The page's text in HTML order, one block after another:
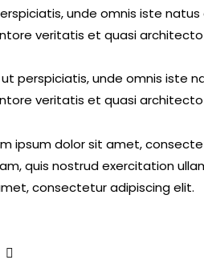
unde omnis iste
veritatis et quasi
ut perspiciatis, unde omnis iste
veritatis et quasi
ipsum dolor sit amet,
quis nostrud exercitation
consectetur adipiscing elit.